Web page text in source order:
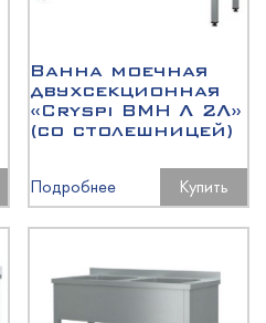
Ванна моечная
двухсекционная
«Cryspi ВМН Л 2Л»
(со столешницей)
Подробнее Купить